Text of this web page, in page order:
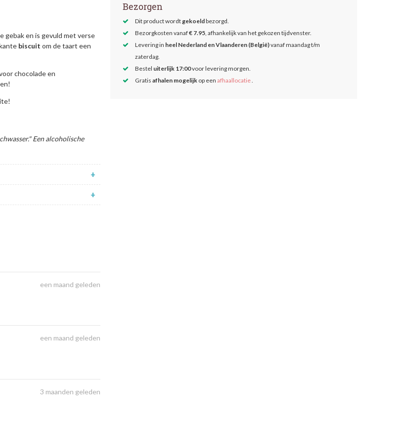
Bezorgen
Dit product wordtgekoeldbezorgd.
Bezorgkosten vanaf€ 7.95, afhankelijk van het gekozen tijdvenster.
Levering in heel Nederland en Vlaanderen (België)vanaf maandag t/m
zaterdag.
Bestel uiterlijk 17:00voor levering morgen.
Gratis afhalen mogelijkop een afhaallocatie.
gebak en is gevuld met verse
biscuit om de taart een
chocolade en
+
+
Een alcoholische
een maand geleden
een maand geleden
3 maanden geleden